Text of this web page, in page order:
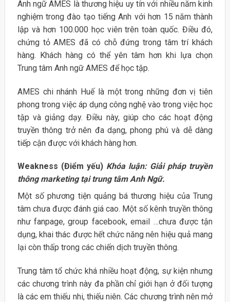
Anh ngữ AMES là thương hiệu uy tín với nhiều năm kinh
nghiệm trong đào tạo tiếng Anh với hơn 15 năm thành
lập và hơn 100.000 học viên trên toàn quốc. Điều đó,
chứng tỏ AMES đã có chỗ đứng trong tâm trí khách
hàng. Khách hàng có thể yên tâm hơn khi lựa chọn
Trung tâm Anh ngữ AMES để học tập.
AMES chi nhánh Huế là một trong những đơn vị tiên
phong trong việc áp dụng công nghệ vào trong việc học
tập và giảng dạy. Điều này, giúp cho các hoạt động
truyền thông trở nên đa dạng, phong phú và dễ dàng
tiếp cận được với khách hàng hơn.
Weakness (Điểm yếu) Khóa luận: Giải pháp truyền
thông marketing tại trung tâm Anh Ngữ.
Một số phương tiện quảng bá thương hiệu của Trung
tâm chưa được đánh giá cao. Một số kênh truyền thông
như fanpage, group facebook, email …chưa được tận
dụng, khai thác được hết chức năng nên hiệu quả mang
lại còn thấp trong các chiến dịch truyền thông.
Trung tâm tổ chức khá nhiều hoạt động, sự kiện nhưng
các chương trình này đa phần chỉ giới hạn ở đối tượng
là các em thiếu nhi, thiếu niên. Các chương trình nên mở